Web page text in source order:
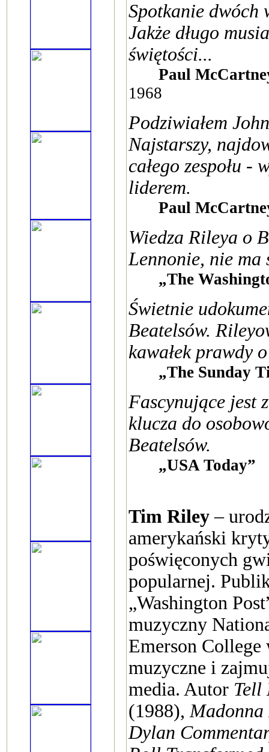
Spotkanie dwóch
Jakże długo
świętości...
Paul
1968
Podziwiałem
Najstarszy,
całego zespołu -
liderem.
Paul
Wiedza Rileya o
Lennonie, nie ma
„The
Świetnie
Beatelsów.
kawałek prawdy
„The Sunday
Fascynujące jest
klucza do
Beatelsów.
„USA Today”
Tim Riley –
amerykański
poświęconych
popularnej.
„Washington
muzyczny
Emerson College
muzyczne i
media. Autor Tell
(1988),
Dylan